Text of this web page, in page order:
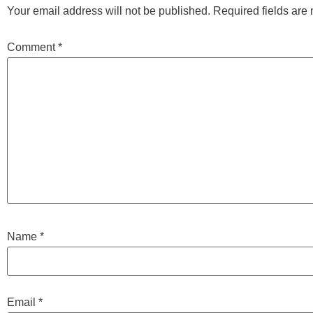
Your email address will not be published. Required fields are
Comment*
Name *
Email *